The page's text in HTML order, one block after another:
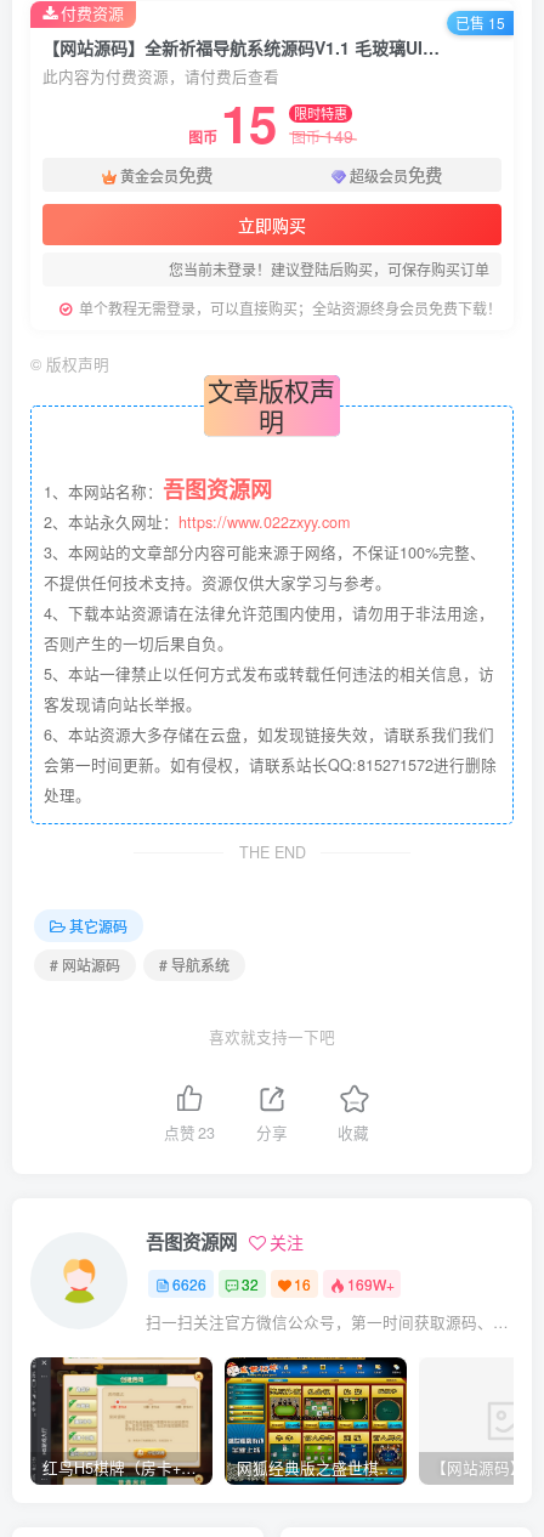
【网站源码】全新祈福导航系统源码V1.1 毛玻璃UI效果 支持ping延迟
此内容为付费资源，请付费后查看
图币 15 限时特惠
图币149
黄金会员免费 超级会员免费
立即购买
您当前未登录！建议登陆后购买，可保存购买订单
单个教程无需登录，可以直接购买；全站资源终身会员免费下载！
付费资源 已售 15
© 版权声明
文章版权声
明
1、本网站名称： 吾图资源网
2、本站永久网址： https://www.022zxyy.com
3、本网站的文章部分内容可能来源于网络，不保证100%完整、
不提供任何技术支持。资源仅供大家学习与参考。
4、下载本站资源请在法律允许范围内使用，请勿用于非法用途，
否则产生的一切后果自负。
5、本站一律禁止以任何方式发布或转载任何违法的相关信息，访
客发现请向站长举报。
6、本站资源大多存储在云盘，如发现链接失效，请联系我们我们
会第一时间更新。如有侵权，请联系站长QQ:815271572进行删除
处理。
THE END
其它源码
# 网站源码
# 导航系统
喜欢就支持一下吧
点赞23 分享 收藏
吾图资源网 关注
6626 32 16 169W+
扫一扫关注官方微信公众号，第一时间获取源码、网赚项目资源教程，自媒体等知识干货，让互联网创业赚钱更简单。
红鸟H5棋牌（房卡+金币）全套双模式游戏源码 网狐经典版之盛世棋牌完整游戏源码（包含文档、架设教程、网站、源代码等）